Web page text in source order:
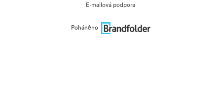
E-mailová podpora
Poháněno